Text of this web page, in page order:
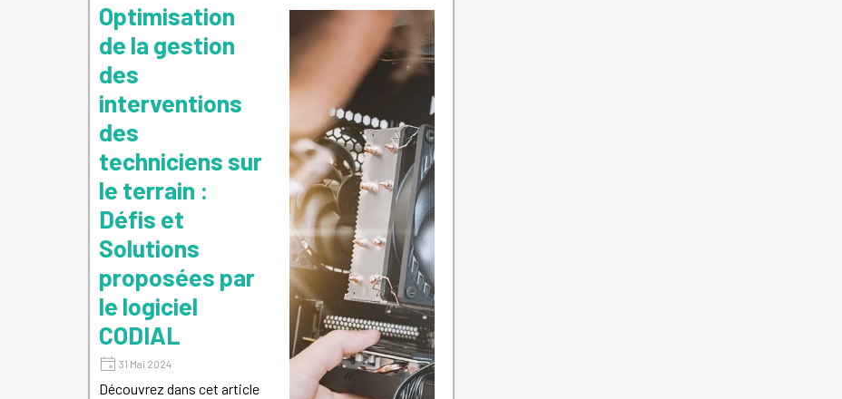
Optimisation
de la gestion
des
interventions
des
techniciens sur
le terrain :
Défis et
Solutions
proposées par
le logiciel
CODIAL
31 Mai 2024
Découvrez dans cet article